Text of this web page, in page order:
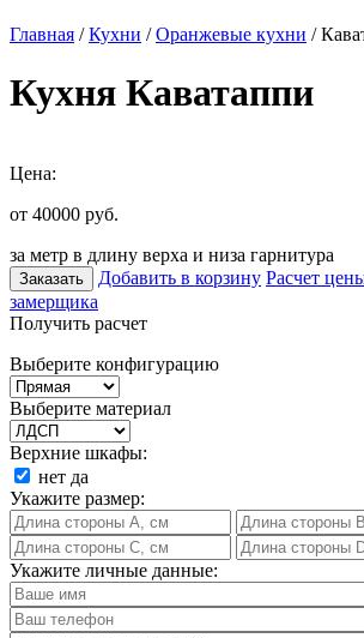
Главная /Кухни /Оранжевые кухни /
Кухня Каватаппи
Цена:
от 40000 руб.
за метр в длину верха и низа гарнитура
Заказать Добавить в корзину Расчет
замерщика
Получить расчет
Выберите конфигурацию
Выберите материал
Верхние шкафы:
нет да
Укажите размер:
Укажите личные данные: